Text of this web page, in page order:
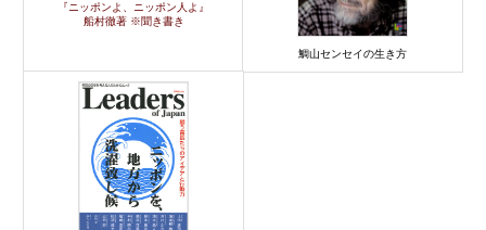
『ニッポンよ、ニッポン人よ』
船村徹著 ※聞き書き
鯛山センセイの生き方